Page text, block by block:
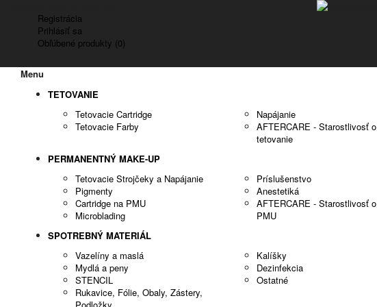
Registrácia
Prihlásiť sa
Obľúbené produkty (0)
Menu
TETOVANIE
Tetovacie Cartridge
Tetovacie Farby
Napájanie
AFTERCARE - Starostlivosť o
tetovanie
PERMANENTNÝ MAKE-UP
Tetovacie Strojčeky a Napájanie
Pigmenty
Cartridge na PMU
Microblading
Príslušenstvo
Anestetiká
AFTERCARE - Starostlivosť o
PMU
SPOTREBNÝ MATERIÁL
Vazelíny a maslá
Mydlá a peny
STENCIL
Rukavice, Fólie, Obaly, Zástery,
Kalíšky
Dezinfekcia
Ostatné